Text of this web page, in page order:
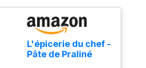
L'épicerie du chef -
Pâte de Praliné